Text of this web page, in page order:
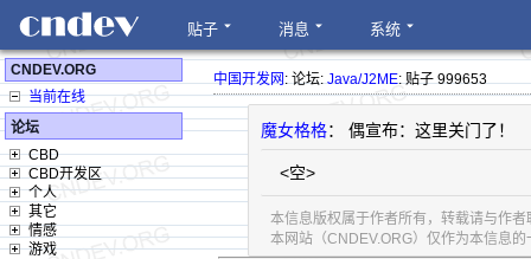
贴子 消息 系统
CNDEV.ORG
当前在线
论坛
CBD
CBD开发区
个人
其它
情感
游戏
中国开发网: 论坛:Java/J2ME: 贴子 999653
魔女格格： 偶宣布：这里关门了！
<空>
本信息版权属于作者所有，转载请与作
本网站（CNDEV.ORG）仅作为本信息